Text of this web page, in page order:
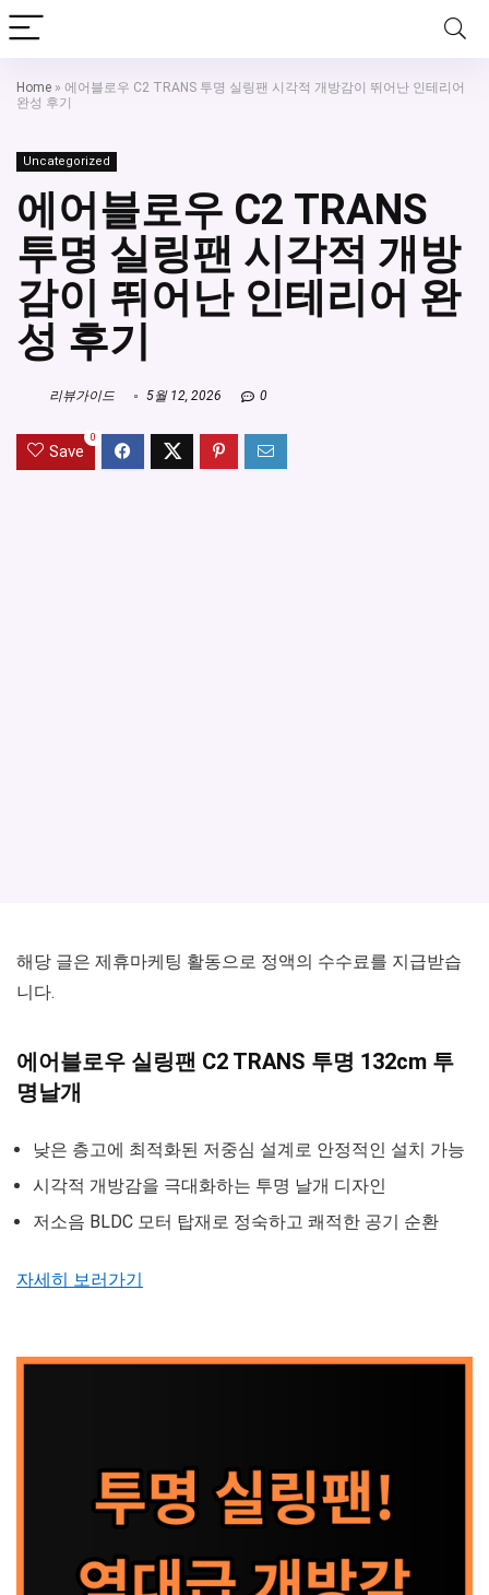
Home » 에어블로우 C2 TRANS 투명 실링팬 시각적 개방감이 뛰어난 인테리어
완성 후기
Uncategorized
에어블로우 C2 TRANS
투명 실링팬 시각적 개방
감이 뛰어난 인테리어 완
성 후기
리뷰가이드 5월 12, 2026 0
Save
0
해당 글은 제휴마케팅 활동으로 정액의 수수료를 지급받습
니다.
에어블로우 실링팬 C2 TRANS 투명 132cm 투
명날개
낮은 층고에 최적화된 저중심 설계로 안정적인 설치 가능
시각적 개방감을 극대화하는 투명 날개 디자인
저소음 BLDC 모터 탑재로 정숙하고 쾌적한 공기 순환
자세히 보러가기